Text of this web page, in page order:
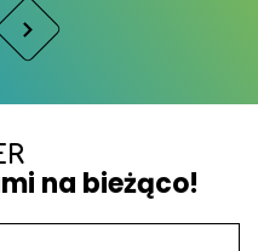
na bieżąco!